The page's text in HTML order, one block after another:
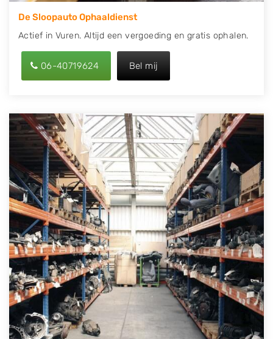
De Sloopauto Ophaaldienst
Actief in Vuren. Altijd een vergoeding en gratis ophalen.
06-40719624 Bel mij